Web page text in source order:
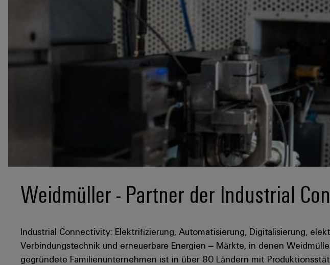
Weidmüller - Partner der Industrial
Industrial Connectivity: Elektrifizierung, Automatisierung, Digitalisierung,
Verbindungstechnik und erneuerbare Energien – Märkte, in denen
gegründete Familienunternehmen ist in über 80 Ländern mit